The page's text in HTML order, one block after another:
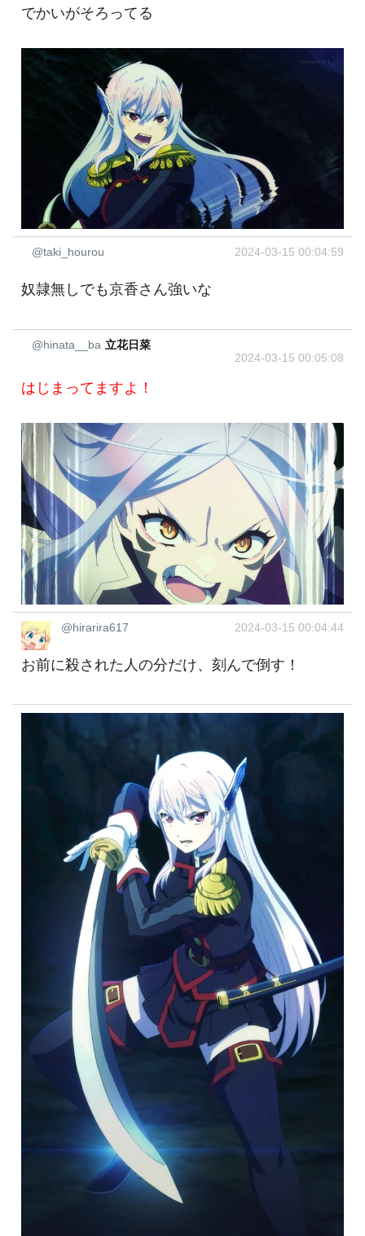
でかいがそろってる
@taki_hourou 2024-03-15 00:04:59
奴隷無しでも京香さん強いな
@hinata__ba 立花日菜
2024-03-15 00:05:08
はじまってますよ！
@hirarira617 2024-03-15 00:04:44
お前に殺された人の分だけ、刻んで倒す！